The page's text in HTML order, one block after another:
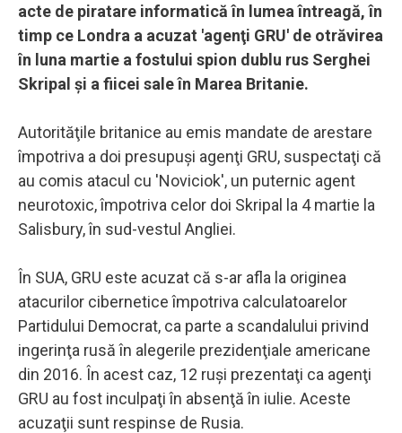
acte de piratare informatică în lumea întreagă, în
timp ce Londra a acuzat 'agenţi GRU' de otrăvirea
în luna martie a fostului spion dublu rus Serghei
Skripal şi a fiicei sale în Marea Britanie.
Autorităţile britanice au emis mandate de arestare
împotriva a doi presupuşi agenţi GRU, suspectaţi că
au comis atacul cu 'Noviciok', un puternic agent
neurotoxic, împotriva celor doi Skripal la 4 martie la
Salisbury, în sud-vestul Angliei.
În SUA, GRU este acuzat că s-ar afla la originea
atacurilor cibernetice împotriva calculatoarelor
Partidului Democrat, ca parte a scandalului privind
ingerinţa rusă în alegerile prezidenţiale americane
din 2016. În acest caz, 12 ruşi prezentaţi ca agenţi
GRU au fost inculpaţi în absenţă în iulie. Aceste
acuzaţii sunt respinse de Rusia.